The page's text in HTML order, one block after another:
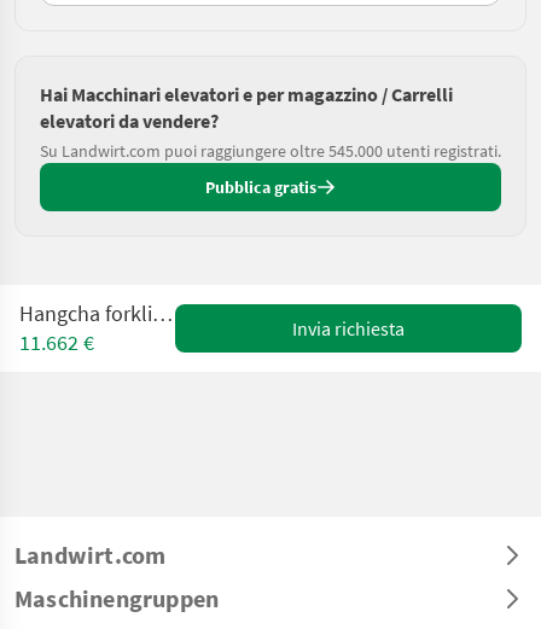
Hai Macchinari elevatori e per magazzino / Carrelli
elevatori da vendere?
Su Landwirt.com puoi raggiungere oltre 545.000 utenti registrati.
Pubblica gratis
Hangcha forklifts CPCD30
11.662 €
Invia richiesta
Landwirt.com
Maschinengruppen